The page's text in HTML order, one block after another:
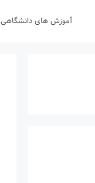
آموزش های دانشگاهی